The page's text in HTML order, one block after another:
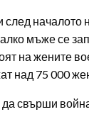
след началото
мъже се
на жените
над 75 000
да свърши